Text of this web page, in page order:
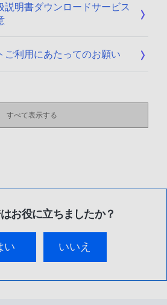
説明書ダウンロードサービス
ご利用にあたってのお願い
すべて表示する
お役に立ちましたか？
い いいえ